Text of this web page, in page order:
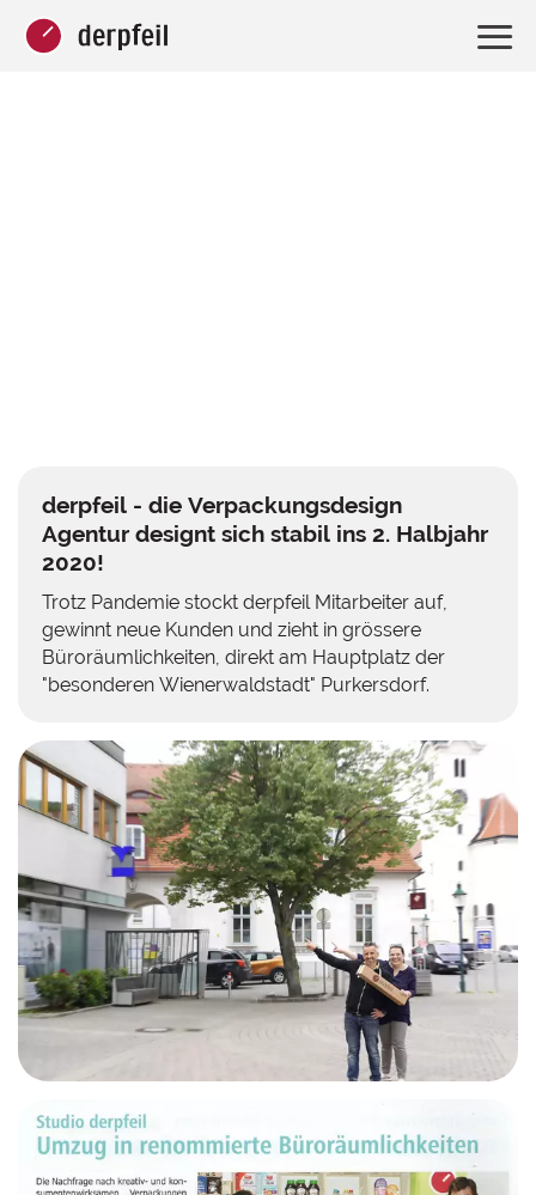
derpfeil - die Verpackungsdesign
Agentur designt sich stabil ins 2. Halbjahr
2020!
Trotz Pandemie stockt derpfeil Mitarbeiter auf,
gewinnt neue Kunden und zieht in grössere
Büroräumlichkeiten, direkt am Hauptplatz der
"besonderen Wienerwaldstadt" Purkersdorf.